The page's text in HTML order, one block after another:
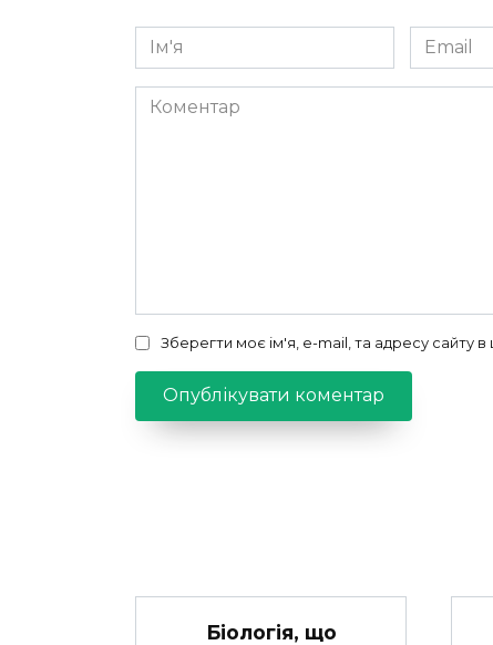
Ім'я
*
Email
*
Коментар
Зберегти моє ім'я, e-mail, та адресу сайту в
Біологія, що